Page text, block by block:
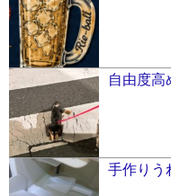
自由度
手作り